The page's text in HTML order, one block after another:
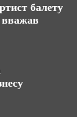
балету